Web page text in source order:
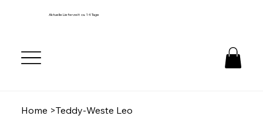
Aktuelle Lieferzeit ca. 14 Tage
Home >Teddy-Weste Leo